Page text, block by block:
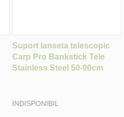
Suport lanseta telescopic
Carp Pro Bankstick Tele
Stainless Steel 50-90cm
INDISPONIBIL